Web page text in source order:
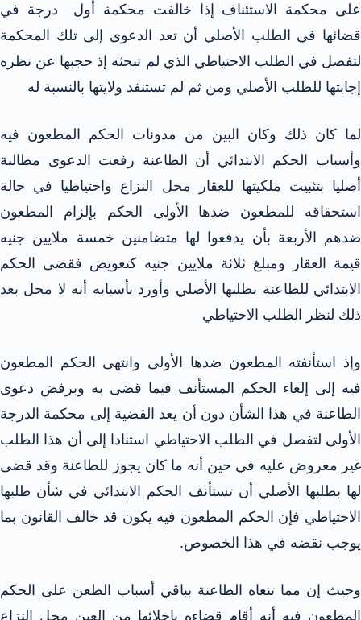
على محكمة الاستئناف إذا خالفت محكمة أول درجة في
قضائها في الطلب الأصلي أن تعد الدعوى إلى تلك المحكمة
لتفصل في الطلب الاحتياطي الذي لم تبحثه إذ حجبها عن نظره
إجابتها للطلب الأصلي ومن ثم لم تستنفد ولايتها بالنسبة له
لما كان ذلك وكان البين من مدونات الحكم المطعون فيه
وأسباب الحكم الابتدائي أن الطاعنة رفعت الدعوى مطالبة
أصليا بتثبيت ملكيتها للعقار محل النزاع واحتياطيا في حالة
استحقاقه للمطعون ضدها الأولى الحكم بإلزام المطعون
ضدهم الأربعة بأن يدفعوا لها متضامنين خمسة ملايين جنيه
قيمة العقار ومبلغ ثلاثة ملايين جنيه كتعويض فقضى الحكم
الابتدائي للطاعنة بطلبها الأصلي وأورد بأسبابه أنه لا محل بعد
ذلك لنظر الطلب الاحتياطي
وإذ استأنفته المطعون ضدها الأولى وانتهى الحكم المطعون
فيه إلى إلغاء الحكم المستأنف فيما قضى به وبرفض دعوى
الطاعنة في هذا الشأن دون أن يعد القضية إلى محكمة الدرجة
الأولى لتفصل في الطلب الاحتياطي استنادا إلى أن هذا الطلب
غير معروض عليه في حين أنه ما كان يجوز للطاعنة وقد قضى
لها بطلبها الأصلي أن تستأنف الحكم الابتدائي في شأن طلبها
الاحتياطي فإن الحكم المطعون فيه يكون قد خالف القانون بما
يوجب نقضه في هذا الخصوص.
وحيث إن مما تنعاه الطاعنة بباقي أسباب الطعن على الحكم
المطعون فيه أنه أقام قضاءه بإخلائها من العين محل النزاع